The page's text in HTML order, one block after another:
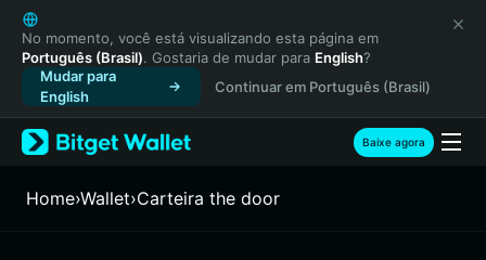
English
日本語
Tiếng Việt
Русский
Español (Latinoamérica)
Türkçe
Français
No momento, você está visualizando esta página em
Português (Brasil). Gostaria de mudar para English?
Mudar para
English
Continuar em Português (Brasil)
Baixe agora
Home›Wallet›Carteira the door